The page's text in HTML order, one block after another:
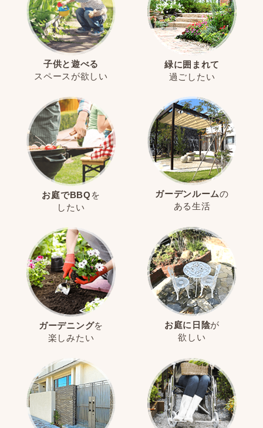
子供と遊べる
スペースが欲しい
緑に囲まれて
過ごしたい
お庭でBBQ を
したい
ガーデンルームの
ある生活
ガーデニングを
楽しみたい
お庭に日陰が
欲しい